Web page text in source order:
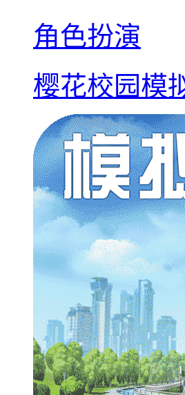
角色扮演
樱花校园模